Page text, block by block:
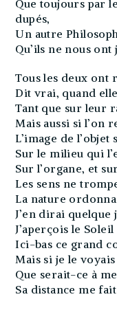
Que toujours par
dupés,
Un autre
Qu’ils ne nous
Tous les deux ont
Dit vrai, quand
Tant que sur leur
Mais aussi si l’on
L’image de
Sur le milieu qui
Sur l’organe, et
Les sens ne
La nature ordonna
J’en dirai
J’aperçois le
Ici-bas ce grand
Mais si je le
Que serait-ce à
Sa distance me